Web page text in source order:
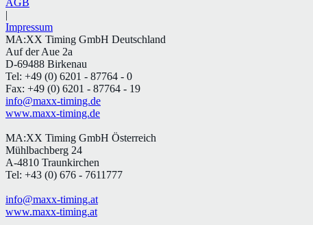
|
Impressum
MA:XX Timing GmbH Deutschland
Auf der Aue 2a
D-69488 Birkenau
Tel: +49 (0) 6201 - 87764 - 0
Fax: +49 (0) 6201 - 87764 - 19
info@maxx-timing.de
www.maxx-timing.de
MA:XX Timing GmbH Österreich
Mühlbachberg 24
A-4810 Traunkirchen
Tel: +43 (0) 676 - 7611777
info@maxx-timing.at
www.maxx-timing.at